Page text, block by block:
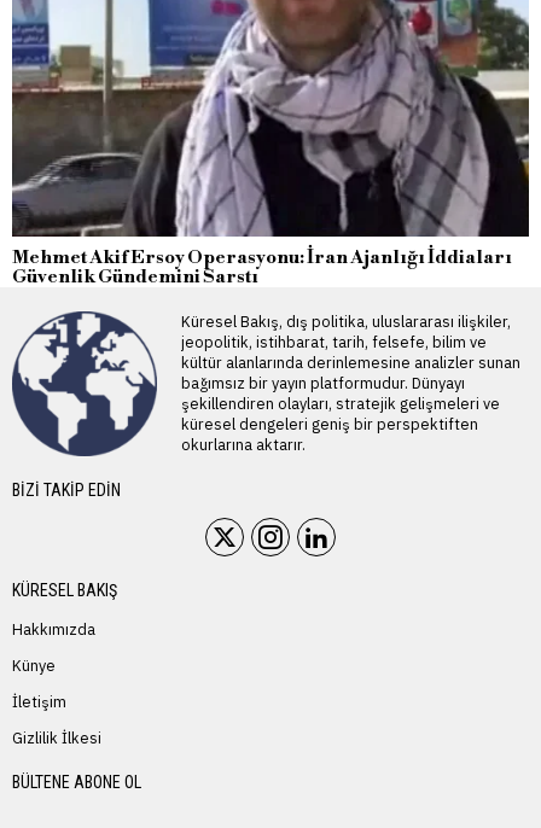
Mehmet Akif Ersoy Operasyonu: İran Ajanlığı İddiaları
Güvenlik Gündemini Sarstı
Küresel Bakış, dış politika, uluslararası ilişkiler,
jeopolitik, istihbarat, tarih, felsefe, bilim ve
kültür alanlarında derinlemesine analizler sunan
bağımsız bir yayın platformudur. Dünyayı
şekillendiren olayları, stratejik gelişmeleri ve
küresel dengeleri geniş bir perspektiften
okurlarına aktarır.
BIZI TAKIP EDIN
KÜRESEL BAKIŞ
Hakkımızda
Künye
İletişim
Gizlilik İlkesi
BÜLTENE ABONE OL